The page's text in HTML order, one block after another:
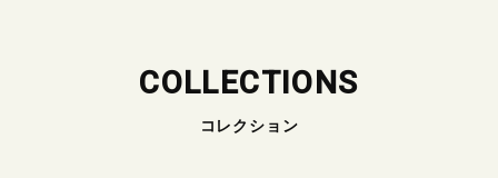
COLLECTIONS
コレクション